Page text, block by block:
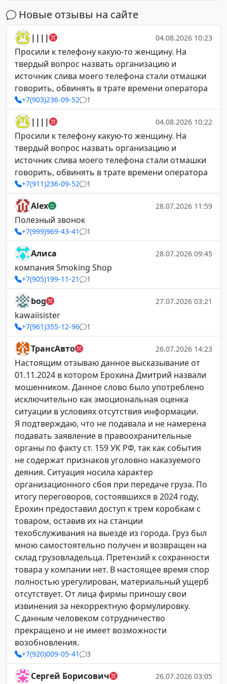
Новые отзывы на сайте
|||| 04.08.2026 10:23
Просили к телефону какую-то женщину. На
твердый вопрос назвать организацию и
источник слива моего телефона стали отмашки
говорить, обвинять в трате времени оператора
+7(903)236-09-52 1
|||| 04.08.2026 10:22
Просили к телефону какую-то женщину. На
твердый вопрос назвать организацию и
источник слива моего телефона стали отмашки
говорить, обвинять в трате времени оператора
+7(911)236-09-52 1
Alex 28.07.2026 11:59
Полезный звонок
+7(999)969-43-41 1
Алиса 28.07.2026 09:45
компания Smoking Shop
+7(905)199-11-21 1
bog 27.07.2026 03:21
kawaiisister
+7(961)355-12-96 1
ТрансАвто 26.07.2026 14:23
Настоящим отзываю данное высказывание от
01.11.2024 в котором Ерохина Дмитрий назвали
мошенником. Данное слово было употреблено
исключительно как эмоциональная оценка
ситуации в условиях отсутствия информации.
Я подтверждаю, что не подавала и не намерена
подавать заявление в правоохранительные
органы по факту ст. 159 УК РФ, так как события
не содержат признаков уголовно наказуемого
деяния. Ситуация носила характер
организационного сбоя при передаче груза. По
итогу переговоров, состоявшихся в 2024 году,
Ерохин предоставил доступ к трем коробкам с
товаром, оставив их на станции
техобслуживания на выезде из города. Груз был
мною самостоятельно получен и возвращен на
склад грузовладельца. Претензий к сохранности
товара у компании нет. В настоящее время спор
полностью урегулирован, материальный ущерб
отсутствует. От лица фирмы приношу свои
извинения за некорректную формулировку.
С данным человеком сотрудничество
прекращено и не имеет возможности
возобновления.
+7(920)009-05-41 3
Сергей Борисович 26.07.2026 03:05